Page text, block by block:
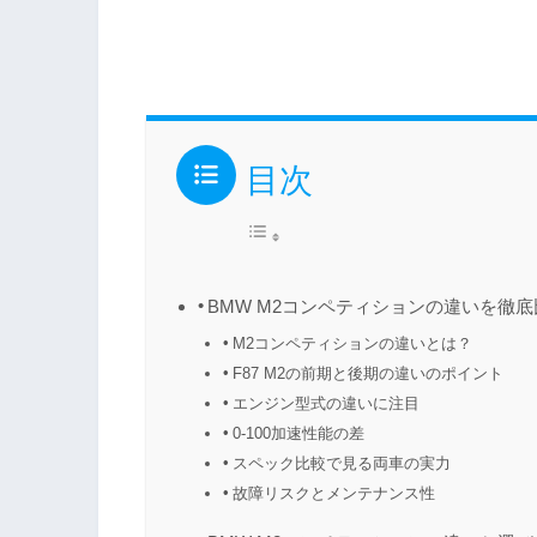
目次
BMW M2コンペティションの違いを徹
M2コンペティションの違いとは？
F87 M2の前期と後期の違いのポイント
エンジン型式の違いに注目
0-100加速性能の差
スペック比較で見る両車の実力
故障リスクとメンテナンス性